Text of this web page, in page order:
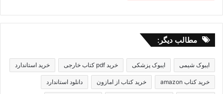
مطالب دیگر:
ایبوک شیمی ایبوک پزشکی خرید pdf کتاب خارجی خرید استاندارد
خرید کتاب amazon خرید کتاب از امازون دانلود استاندارد